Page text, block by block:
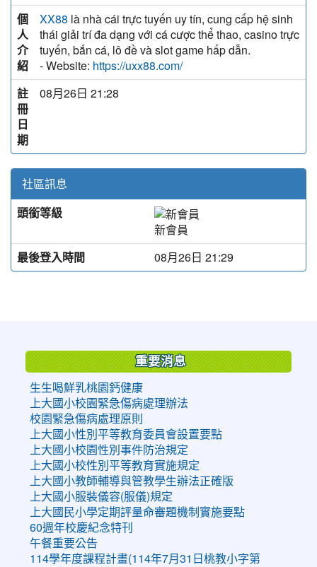
個
人
介
紹
XX88 là nhà cái trực tuyến uy tín, cung cấp hệ sinh
thái giải trí đa dạng với cá cược thể thao, casino trực
tuyến, bắn cá, lô đề và slot game hấp dẫn.
- Website: https://uxx88.com/
註
冊
日
期
08月26日 21:28
社區訊息
頭銜等級
新會員
最後登入時間
08月26日 21:29
重要消息
生生喝鮮乳桃園鈣健康
上大國小校園緊急傷病處理辦法
校園緊急傷病處理原則
上大國小性別平等教育委員會設置要點
上大國小校園性別事件防治規定
上大國小校性別平等教育實施規定
上大國小教師輔導與管教學生辦法正確版
上大國小服裝儀容(服儀)規定
上大國民小學定期評量命審題機制實施要點
60週年校慶紀念特刊
午餐重要公告
114學年度課程計畫(114年7月31日桃教小字第